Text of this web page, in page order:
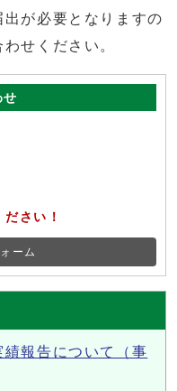
が必要となりますの
せください。
せ
さい！
ーム
報告について（事